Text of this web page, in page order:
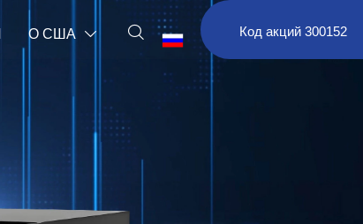
О США   
Код акций 300152